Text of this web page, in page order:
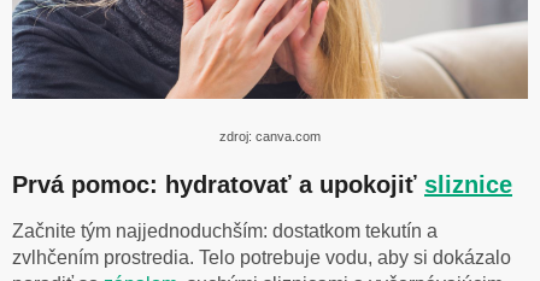
zdroj: canva.com
Prvá pomoc: hydratovať a upokojiť sliznice
Začnite tým najjednoduchším: dostatkom tekutín a
zvlhčením prostredia. Telo potrebuje vodu, aby si dokázalo